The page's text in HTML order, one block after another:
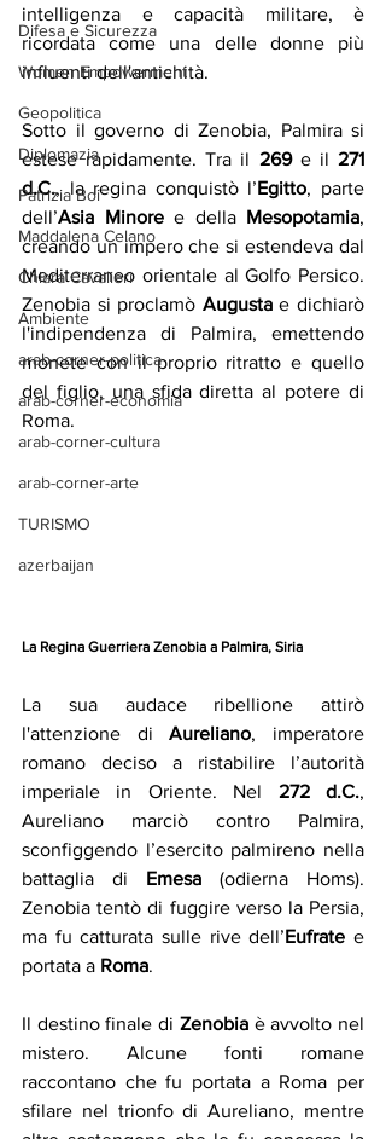
Difesa e Sicurezza
Women Empowerment
Geopolitica
Diplomazia
Patrizia Boi
Maddalena Celano
Chiara Cavalieri
Ambiente
arab-corner-politica
arab-corner-economia
arab-corner-cultura
arab-corner-arte
TURISMO
azerbaijan
intelligenza e capacità militare, è
ricordata come una delle donne più
influenti dell'antichità.
Sotto il governo di Zenobia, Palmira si
estese rapidamente. Tra il 269 e il 271
d.C., la regina conquistò l’Egitto, parte
dell’Asia Minore e della Mesopotamia,
creando un impero che si estendeva dal
Mediterraneo orientale al Golfo Persico.
Zenobia si proclamò Augusta e dichiarò
l'indipendenza di Palmira, emettendo
monete con il proprio ritratto e quello
del figlio, una sfida diretta al potere di
Roma.
La Regina Guerriera Zenobia a Palmira, Siria
La sua audace ribellione attirò
l'attenzione di Aureliano, imperatore
romano deciso a ristabilire l’autorità
imperiale in Oriente. Nel 272 d.C.,
Aureliano marciò contro Palmira,
sconfiggendo l’esercito palmireno nella
battaglia di Emesa (odierna Homs).
Zenobia tentò di fuggire verso la Persia,
ma fu catturata sulle rive dell’Eufrate e
portata a Roma.
Il destino finale di Zenobia è avvolto nel
mistero. Alcune fonti romane
raccontano che fu portata a Roma per
sfilare nel trionfo di Aureliano, mentre